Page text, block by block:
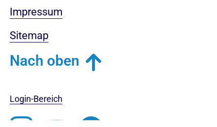
Impressum
Sitemap
Nach oben
Login-Bereich